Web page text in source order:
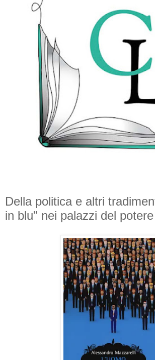
Della politica e altri
in blu" nei palazzi del potere